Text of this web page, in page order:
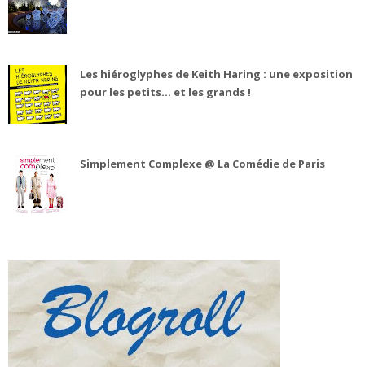
Les hiéroglyphes de Keith Haring : une exposition
pour les petits... et les grands !
Simplement Complexe @ La Comédie de Paris